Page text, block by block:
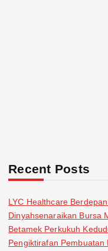
Recent Posts
LYC Healthcare
Dinyahsenaraikan Bursa
Betamek Perkukuh
Pengiktirafan Pembuatan